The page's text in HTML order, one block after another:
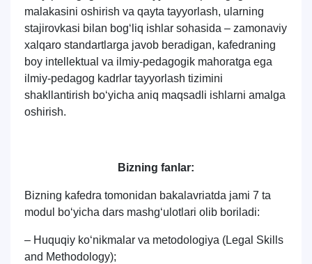
malakasini oshirish va qayta tayyorlash, ularning
stajirovkasi bilan bog‘liq ishlar sohasida – zamonaviy
xalqaro standartlarga javob beradigan, kafedraning
boy intellektual va ilmiy-pedagogik mahoratga ega
ilmiy-pedagog kadrlar tayyorlash tizimini
shakllantirish bo‘yicha aniq maqsadli ishlarni amalga
oshirish.
Bizning fanlar:
Bizning kafedra tomonidan bakalavriatda jami 7 ta
modul bo‘yicha dars mashg‘ulotlari olib boriladi:
– Huquqiy ko‘nikmalar va metodologiya (Legal Skills
and Methodology);